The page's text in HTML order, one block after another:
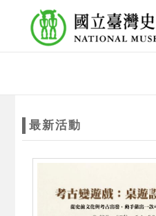
最新活動